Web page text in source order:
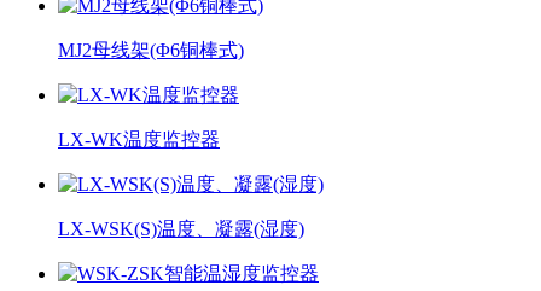
MJ2母线架(Φ6铜棒式)
LX-WK温度监控器
LX-WSK(S)温度、凝露(湿度)